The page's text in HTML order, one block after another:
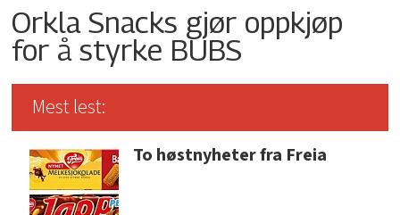
Orkla Snacks gjør oppkjøp
for å styrke BUBS
Mest lest:
To høstnyheter fra Freia